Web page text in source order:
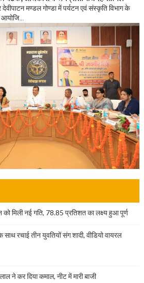
देवीपाटन मण्डल गोण्डा में पर्यटन एवं संस्कृति विभाग के
आयोजि...
को मिली नई गति, 78.85 प्रतिशत का लक्ष्य हुआ पूर्ण
रचाई तीन युवतियों संग शादी, वीडियो वायरल
ने कर दिया कमाल, नीट में मारी बाजी